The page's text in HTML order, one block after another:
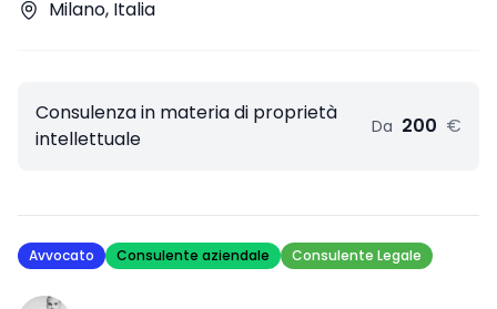
Milano, Italia
Consulenza in materia di proprietà
intellettuale
Da 200 €
Avvocato Consulente aziendale Consulente Legale